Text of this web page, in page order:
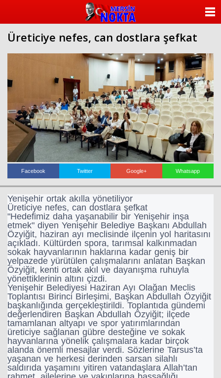
Üreticiye nefes, can dostlara şefkat
Facebook Twitter Google+ Whatsapp
Yenişehir ortak akılla yönetiliyor
Üreticiye nefes, can dostlara şefkat
"Hedefimiz daha yaşanabilir bir Yenişehir inşa
etmek" diyen Yenişehir Belediye Başkanı Abdullah
Özyiğit, haziran ayı meclisinde ilçenin yol haritasını
açıkladı. Kültürden spora, tarımsal kalkınmadan
sokak hayvanlarının haklarına kadar geniş bir
yelpazede yürütülen çalışmalarını anlatan Başkan
Özyiğit, kenti ortak akıl ve dayanışma ruhuyla
yönettiklerinin altını çizdi.
Yenişehir Belediyesi Haziran Ayı Olağan Meclis
Toplantısı Birinci Birleşimi, Başkan Abdullah Özyiğit
başkanlığında gerçekleştirildi. Toplantıda gündemi
değerlendiren Başkan Abdullah Özyiğit; ilçede
tamamlanan altyapı ve spor yatırımlarından
üreticiye sağlanan gübre desteğine ve sokak
hayvanlarına yönelik çalışmalara kadar birçok
alanda önemli mesajlar verdi. Sözlerine Tarsus’ta
yaşanan ve herkesi derinden sarsan silahlı
saldırıda yaşamını yitiren vatandaşlara Allah’tan
KATEGORİLER
YAZARLAR
ANKETLER
FOTO GALERİ
VİDEO GALERİ
KÜNYE